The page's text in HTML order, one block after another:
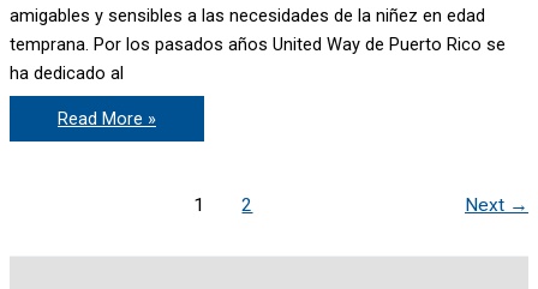
amigables y sensibles a las necesidades de la niñez en edad
temprana. Por los pasados años United Way de Puerto Rico se
ha dedicado al
Los
Municipios
De
Paso
Read More »
1 2 Next →